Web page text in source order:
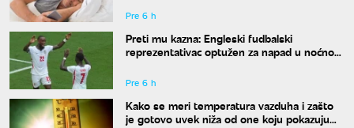
Pre 6 h
Preti mu kazna: Engleski fudbalski
reprezentativac optužen za napad u noćnom
Pre 6 h
Kako se meri temperatura vazduha i zašto
je gotovo uvek niža od one koju pokazuju